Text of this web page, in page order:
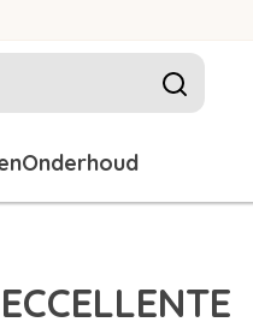
Onderhoud
ECCELLENTE